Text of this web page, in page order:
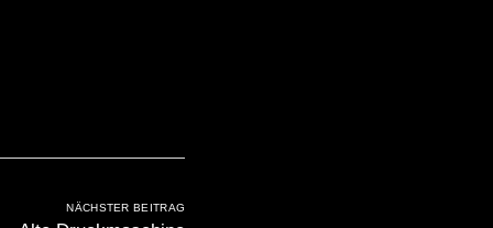
NÄCHSTER BEITRAG